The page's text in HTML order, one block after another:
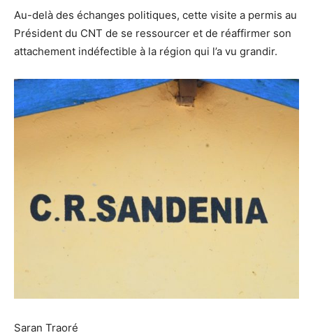
Au-delà des échanges politiques, cette visite a permis au
Président du CNT de se ressourcer et de réaffirmer son
attachement indéfectible à la région qui l’a vu grandir.
Saran Traoré